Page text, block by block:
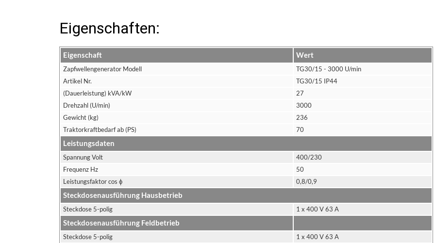
Eigenschaften:
Eigenschaft Wert
Zapfwellengenerator Modell
TG30/15 - 3000 U/min
Artikel Nr.
TG30/15 IP44
(Dauerleistung) kVA/kW
27
Drehzahl (U/min)
3000
Gewicht (kg)
236
Traktorkraftbedarf ab (PS)
70
Leistungsdaten
Spannung Volt
400/230
Frequenz Hz
50
Leistungsfaktor cos ϕ
0,8/0,9
Steckdosenausführung Hausbetrieb
Steckdose 5-polig 1 x 400 V 63 A
Steckdosenausführung Feldbetrieb
Steckdose 5-polig
1 x 400 V 63 A